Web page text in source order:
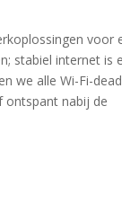
voor
stabiel internet is
we alle Wi-Fi-
ontspant nabij de